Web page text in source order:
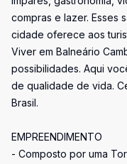
compras e lazer. Esses
cidade oferece aos
Viver em Balneário
possibilidades. Aqui
de qualidade de vida.
Brasil.
EMPREENDIMENTO
- Composto por uma